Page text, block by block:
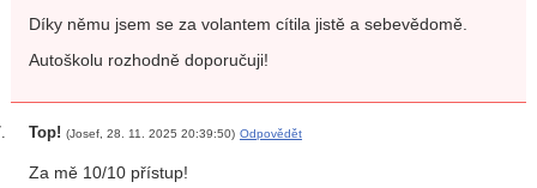
Díky němu jsem se za volantem cítila jistě a sebevědomě.
Autoškolu rozhodně doporučuji!
Top! (Josef, 28. 11. 2025 20:39:50) Odpovědět
Za mě 10/10 přístup!